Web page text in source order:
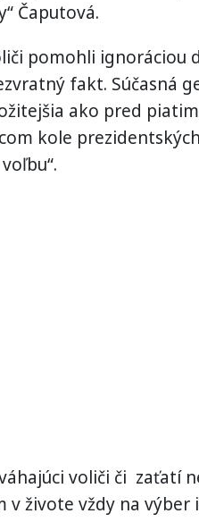
Čaputová.
pomohli ignoráciou
fakt. Súčasná
ako pred
kole
voliči či zaťatí
v živote vždy na výber